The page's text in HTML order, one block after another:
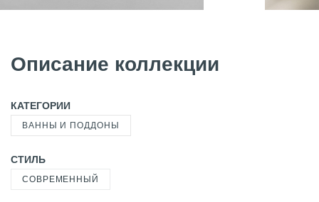
Описание коллекции
КАТЕГОРИИ
ВАННЫ И ПОДДОНЫ
СТИЛЬ
СОВРЕМЕННЫЙ